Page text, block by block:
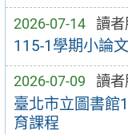
2026-07-14 讀者
115-1學期小論
2026-07-09 讀者
臺北市立圖書館
育課程